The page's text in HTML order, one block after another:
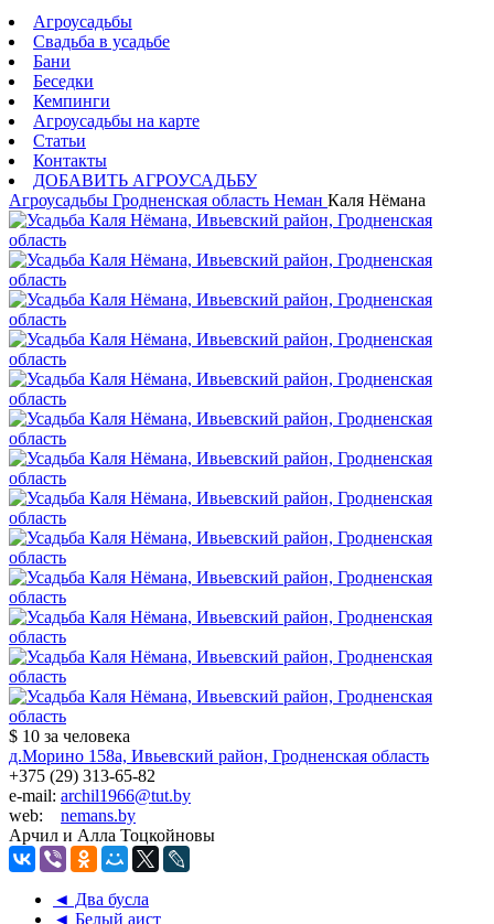
Агроусадьбы
Свадьба в усадьбе
Бани
Беседки
Кемпинги
Агроусадьбы на карте
Статьи
Контакты
ДОБАВИТЬ АГРОУСАДЬБУ
Агроусадьбы Гродненская область Неман Каля Нёмана
$ 10 за человека
д.Морино 158а, Ивьевский район, Гродненская область
+375 (29) 313-65-82
e-mail: archil1966@tut.by
web: nemans.by
Арчил и Алла Тоцкойновы
◄ Два бусла
◄ Белый аист